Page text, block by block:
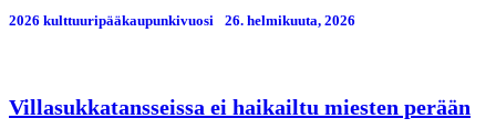
2026 kulttuuripääkaupunkivuosi 26. helmikuuta, 2026
Villasukkatansseissa ei haikailtu miesten perään